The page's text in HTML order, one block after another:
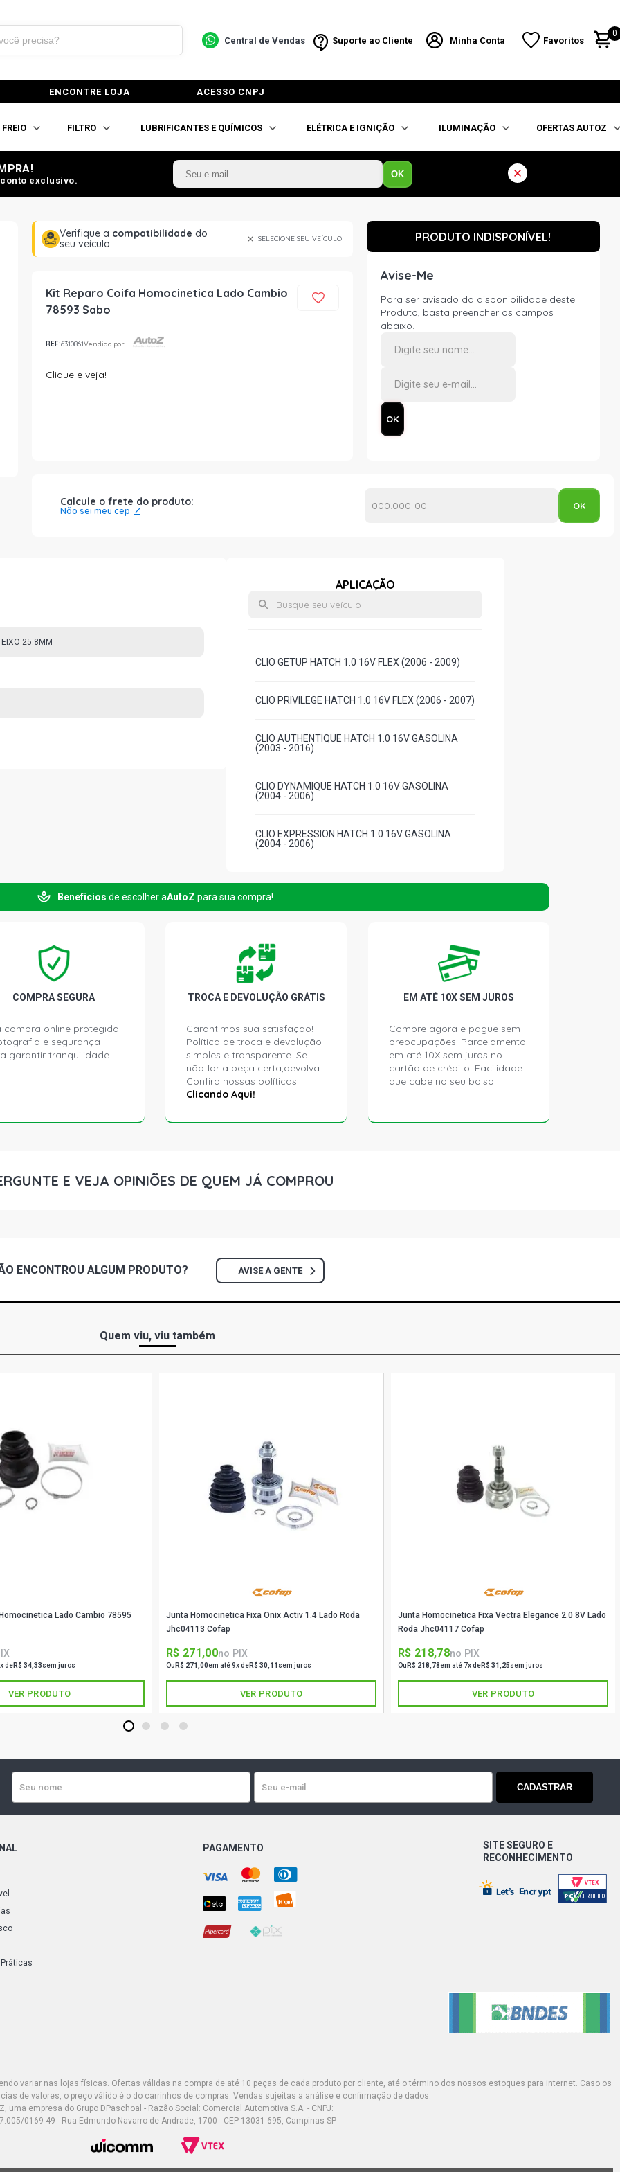
Central de Vendas Suporte ao Cliente Minha Conta Favoritos
0
ENCONTRE LOJA ACESSO CNPJ
FREIO FILTRO LUBRIFICANTES E QUÍMICOS ELÉTRICA E IGNIÇÃO ILUMINAÇÃO OFERTAS AUTOZ
exclusivo.
OK
Verifique a compatibilidade do
seu veículo
SELECIONE SEU VEÍCULO
Kit Reparo Coifa Homocinetica Lado Cambio
78593 Sabo
REF:6310861Vendido por:
Clique e veja!
PRODUTO INDISPONÍVEL!
Avise-Me
Para ser avisado da disponibilidade deste
Produto, basta preencher os campos
abaixo.
Calcule o frete do produto:
Não sei meu cep
25.8MM
APLICAÇÃO
CLIO GETUP HATCH 1.0 16V FLEX (2006 - 2009)
CLIO PRIVILEGE HATCH 1.0 16V FLEX (2006 - 2007)
CLIO AUTHENTIQUE HATCH 1.0 16V GASOLINA
(2003 - 2016)
CLIO DYNAMIQUE HATCH 1.0 16V GASOLINA
(2004 - 2006)
CLIO EXPRESSION HATCH 1.0 16V GASOLINA
(2004 - 2006)
CLIO RT HATCH 1.0 16V GASOLINA (2000 - 2006)
CLIO EXPRESSION HATCH 1.0 8V D7D GASOLINA
(2004 - 2006)
2008)
CLIO RN HATCH 1.0 8V D7D GASOLINA (2000 -
2006)
2008)
CLIO DYNAMIQUE HATCH 1.6 16V FLEX (2005 -
CLIO RL HATCH 1.6 8V GASOLINA (1996 - 2000)
CLIO RN HATCH 1.6 8V GASOLINA (1996 - 2002)
2016)
CLIO EGEUS SEDAN 1.0 16V FLEX (2006 - 2007)
CLIO EXPRESSION SEDAN 1.0 16V FLEX (2004 -
CLIO ALIZE SEDAN 1.0 16V GASOLINA (2003 -
CLIO BOTIC SEDAN 1.0 16V GASOLINA (2000 -
2005)
2006)
CLIO RN SEDAN 1.0 16V GASOLINA (2000 - 2006)
CLIO RT SEDAN 1.0 16V GASOLINA (2000 - 2006)
CLIO AUTHENTIQUE SEDAN 1.6 16V FLEX (2005 -
CLIO EXPRESSION SEDAN 1.6 16V FLEX (2004 -
2010)
Benefícios de escolher aAutoZ para sua compra!
COMPRA SEGURA
compra online protegida.
e segurança
garantir tranquilidade.
TROCA E DEVOLUÇÃO GRÁTIS
Garantimos sua satisfação!
Política de troca e devolução
simples e transparente. Se
não for a peça certa,devolva.
Confira nossas políticas
Clicando Aqui!
EM ATÉ 10X SEM JUROS
Compre agora e pague sem
preocupações! Parcelamento
em até 10X sem juros no
cartão de crédito. Facilidade
que cabe no seu bolso.
E VEJA OPINIÕES DE QUEM JÁ COMPROU
ENCONTROU ALGUM PRODUTO? AVISE A GENTE
Quem viu, viu também
Lado Cambio 78595
deR$ 34,33sem juros
VER PRODUTO
Junta Homocinetica Fixa Onix Activ 1.4 Lado Roda
Jhc04113 Cofap
R$ 271,00no PIX
Ou R$ 271,00em até 9x deR$ 30,11 sem juros
VER PRODUTO
Junta Homocinetica Fixa Vectra Elegance 2.0 8V Lado
Roda Jhc04117 Cofap
R$ 218,78no PIX
Ou R$ 218,78em até 7x deR$ 31,25sem juros
VER PRODUTO
1 2 3 4
CADASTRAR
PAGAMENTO
SITE SEGURO E
RECONHECIMENTO
variar nas lojas físicas. Ofertas válidas na compra de até 10 peças de cada produto por cliente, até o término dos nossos estoques para internet. Caso os
de valores, o preço válido é o do carrinhos de compras. Vendas sujeitas a análise e confirmação de dados.
uma empresa do Grupo DPaschoal - Razão Social: Comercial Automotiva S.A. - CNPJ:
0169-49 - Rua Edmundo Navarro de Andrade, 1700 - CEP 13031-695, Campinas-SP